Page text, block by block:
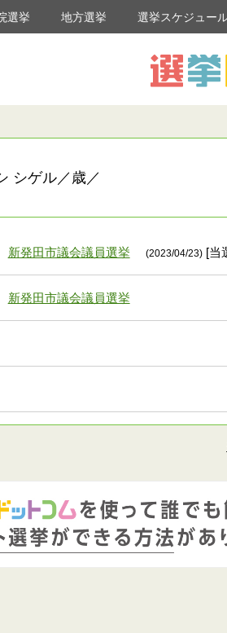
選挙 地方選挙 選挙スケジュー
シゲル／歳／
新発田市議会議員選挙 (2023/04/23)[当
新発田市議会議員選挙